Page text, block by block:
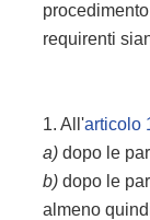
requirenti
1. All'articolo
a) dopo le
b) dopo le
almeno